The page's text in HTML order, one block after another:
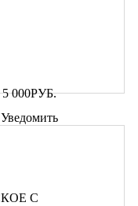
5 000РУБ.
Уведомить